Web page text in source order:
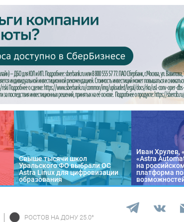
Свыше тысячи школ
Уральского ФО выбрали ОС
Astra Linux для цифровизации
образования
Иван Хрулев,
«Astra
на
платформа по
РОСТОВ НА ДОНУ 25.0°